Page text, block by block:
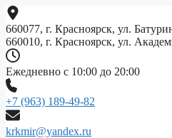
Перейти
к
содержимому
660077, г. Красноярск, ул.
660010, г. Красноярск, ул.
Ежедневно с 10:00 до 20:00
+7 (963) 189-49-82
krkmir@yandex.ru